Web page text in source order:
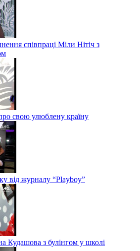
співпраці Міли Нітіч з
свою улюблену країну
від журналу “Playboy”
Кудашова з булінгом у школі